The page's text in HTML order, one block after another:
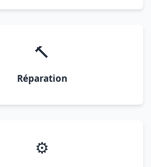
🔨
Réparation
⚙️